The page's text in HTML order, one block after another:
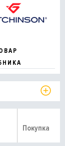
Покупка